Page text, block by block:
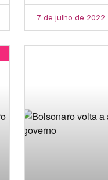
7 de julho de 2022